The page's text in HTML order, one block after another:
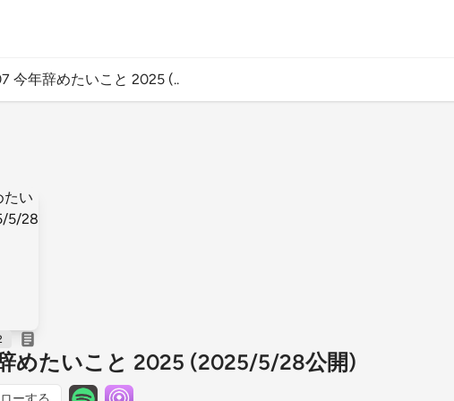
今年辞めたいこと 2025 (..
めたいこと 2025 (2025/5/28公開)